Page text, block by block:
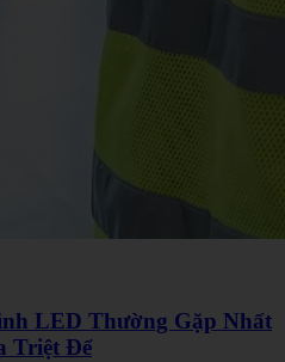
LED Thường Gặp Nhất
Triệt Để